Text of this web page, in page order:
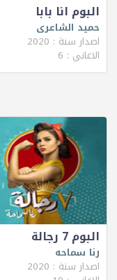
البوم انا بابا
حميد الشاعرى
اصدار سنة : 2020
الاغاني : 6
البوم 7 رجالة
رنا سماحه
اصدار سنة : 2020